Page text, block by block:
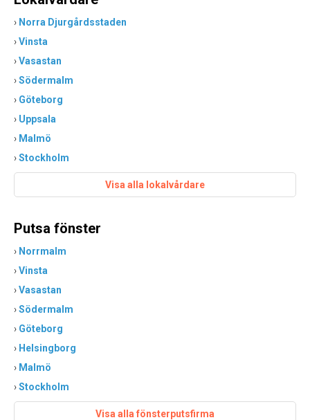
› Norra Djurgårdsstaden
›Vinsta
›Vasastan
›Södermalm
› Göteborg
› Uppsala
› Malmö
›Stockholm
Visa alla lokalvårdare
Putsa fönster
› Norrmalm
›Vinsta
›Vasastan
›Södermalm
› Göteborg
› Helsingborg
› Malmö
›Stockholm
Visa alla fönsterputsfirma